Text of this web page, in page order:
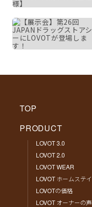
TOP
PRODUCT
LOVOT 3.0
LOVOT 2.0
LOVOT WEAR
LOVOT ホームステイ
LOVOTの価格
LOVOT オーナーの声